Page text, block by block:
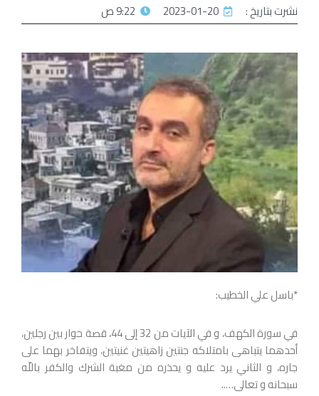
نشرت بتاريخ : 2023-01-20 9:22 ص
*باسل علي الخطيب:
في سورة الكهف، و في الآيات من 32 إلى 44، قصة حوار بين رجلين،
أحدهما يتباهى بامتلاكه جنتين زاهيتين غنيتين، ويتفاخر بهما على
جاره، و الثاني يرد عليه و يحذره من مغبة الشرك والكفر باللّه
سبحانه و تعالى…..